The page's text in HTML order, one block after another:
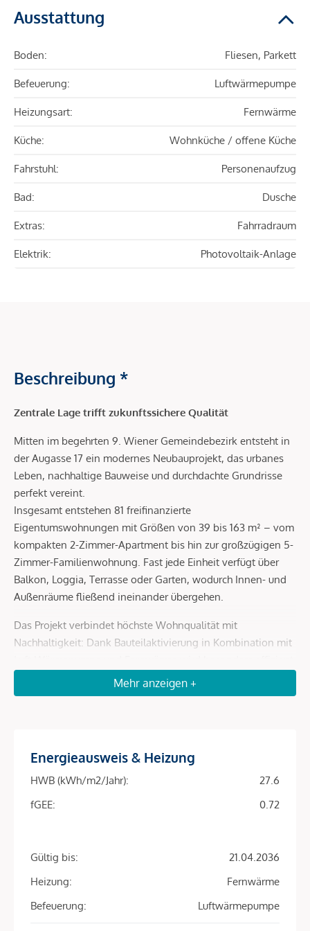
Ausstattung
Boden: Fliesen, Parkett
Befeuerung: Luftwärmepumpe
Heizungsart: Fernwärme
Küche: Wohnküche / offene Küche
Fahrstuhl: Personenaufzug
Bad: Dusche
Extras: Fahrradraum
Elektrik: Photovoltaik-Anlage
Beschreibung *
Zentrale Lage trifft zukunftssichere Qualität
Mitten im begehrten 9. Wiener Gemeindebezirk entsteht in
der Augasse 17 ein modernes Neubauprojekt, das urbanes
Leben, nachhaltige Bauweise und durchdachte Grundrisse
perfekt vereint.
Insgesamt entstehen 81 freifinanzierte
Eigentumswohnungen mit Größen von 39 bis 163 m² – vom
kompakten 2-Zimmer-Apartment bis hin zur großzügigen 5-
Zimmer-Familienwohnung. Fast jede Einheit verfügt über
Balkon, Loggia, Terrasse oder Garten, wodurch Innen- und
Außenräume fließend ineinander übergehen.
Das Projekt verbindet höchste Wohnqualität mit
Nachhaltigkeit: Dank Bauteilaktivierung in Kombination mit
geheizt und gekühlt. Eine Photovoltaikanlage am Dach
senkt die Betriebskosten und macht das Objekt zu einer
Projekt-Highlights
Top-Lage im 9. Bezirk – ruhige Wohnstraße mit
exzellenter Anbindung
Garten
Großzügige Flächen für Fahrräder & Lastenräder
Gemeinschaftsraum für Bewohner
Mehr anzeigen +
Energieausweis & Heizung
HWB (kWh/m2/Jahr):
27.6
fGEE:
0.72
Gültig bis:
21.04.2036
Heizung:
Fernwärme
Befeuerung:
Luftwärmepumpe